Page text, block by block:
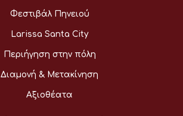
Φεστιβάλ Πηνειού
Larissa Santa City
Περιήγηση στην πόλη
Διαμονή & Μετακίνηση
Αξιοθέατα